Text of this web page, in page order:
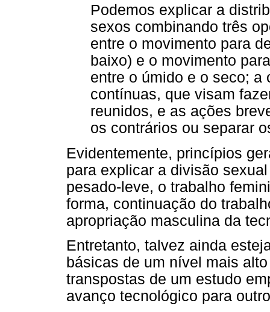
Podemos explicar a
sexos combinando três
entre o movimento para
baixo) e o movimento
entre o úmido e o seco; a
contínuas, que visam
reunidos, e as ações
os contrários ou separar
Evidentemente, princípios
para explicar a divisão
pesado-leve, o trabalho
forma, continuação do
apropriação masculina da
Entretanto, talvez ainda
básicas de um nível mais
transpostas de um estudo
avanço tecnológico para